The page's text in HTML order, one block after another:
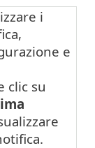
i
e
clic su